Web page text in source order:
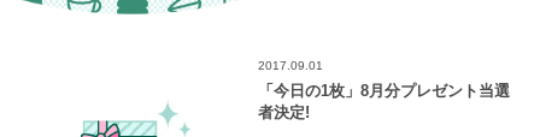
2017.09.01
「今日の1枚」8月分プレゼント当選
者決定!